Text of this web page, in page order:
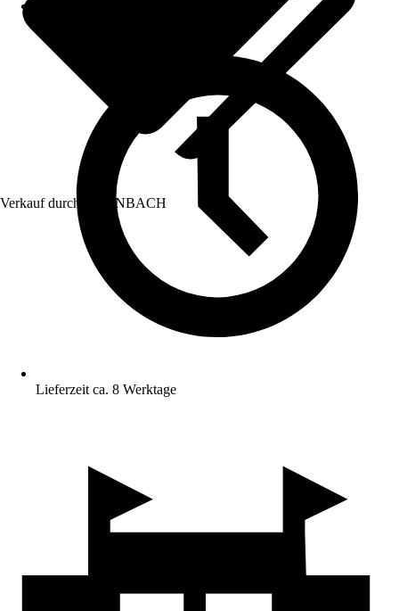
Verkauf durch: HORNBACH
Lieferzeit ca. 8 Werktage